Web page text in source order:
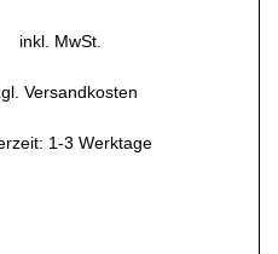
inkl. MwSt.
Versandkosten
1-3 Werktage